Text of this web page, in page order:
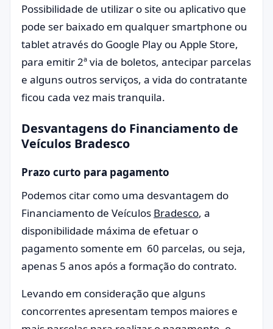
Possibilidade de utilizar o site ou aplicativo que
pode ser baixado em qualquer smartphone ou
tablet através do Google Play ou Apple Store,
para emitir 2ª via de boletos, antecipar parcelas
e alguns outros serviços, a vida do contratante
ficou cada vez mais tranquila.
Desvantagens do Financiamento de
Veículos Bradesco
Prazo curto para pagamento
Podemos citar como uma desvantagem do
Financiamento de Veículos Bradesco, a
disponibilidade máxima de efetuar o
pagamento somente em 60 parcelas, ou seja,
apenas 5 anos após a formação do contrato.
Levando em consideração que alguns
concorrentes apresentam tempos maiores e